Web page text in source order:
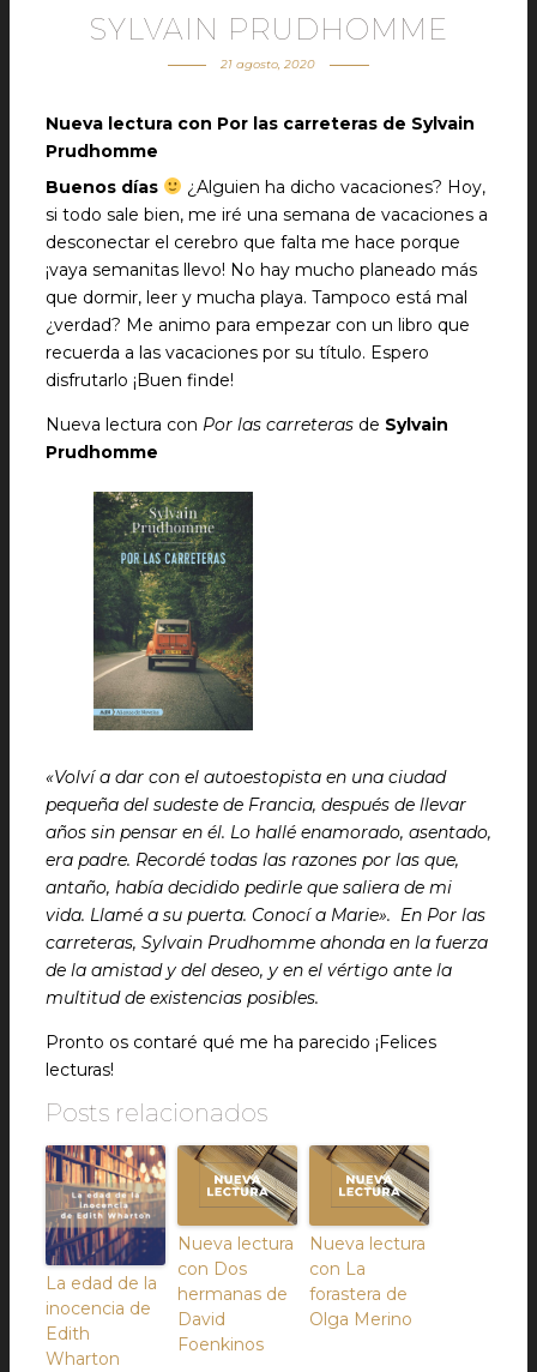
SYLVAIN PRUDHOMME
21 agosto, 2020
Nueva lectura con Por las carreteras de Sylvain
Prudhomme
Buenos días
¿Alguien ha dicho vacaciones? Hoy,
si todo sale bien, me iré una semana de vacaciones a
desconectar el cerebro que falta me hace porque
¡vaya semanitas llevo! No hay mucho planeado más
que dormir, leer y mucha playa. Tampoco está mal
¿verdad? Me animo para empezar con un libro que
recuerda a las vacaciones por su título. Espero
disfrutarlo ¡Buen finde!
Nueva lectura con Por las carreteras de Sylvain
Prudhomme
«Volví a dar con el autoestopista en una ciudad
pequeña del sudeste de Francia, después de llevar
años sin pensar en él. Lo hallé enamorado, asentado,
era padre. Recordé todas las razones por las que,
antaño, había decidido pedirle que saliera de mi
vida. Llamé a su puerta. Conocí a Marie». En Por las
carreteras, Sylvain Prudhomme ahonda en la fuerza
de la amistad y del deseo, y en el vértigo ante la
multitud de existencias posibles.
Pronto os contaré qué me ha parecido ¡Felices
lecturas!
Posts relacionados
La edad de la
inocencia de
Edith
Wharton
Nueva lectura
con Dos
hermanas de
David
Foenkinos
Nueva lectura
con La
forastera de
Olga Merino